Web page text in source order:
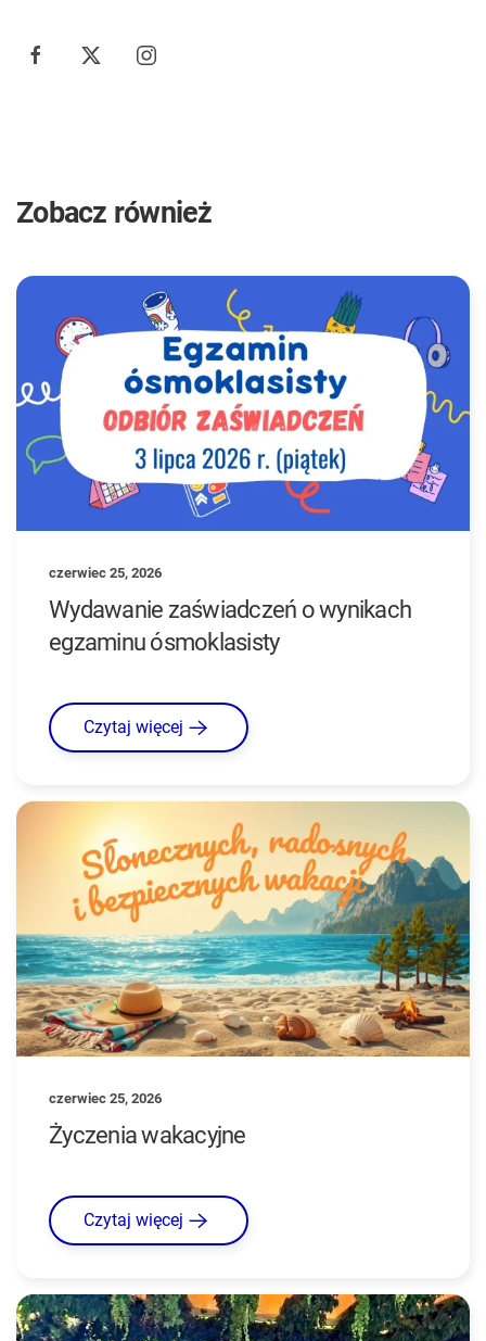
Zobacz również
czerwiec 25, 2026
Wydawanie zaświadczeń o wynikach
egzaminu ósmoklasisty
Czytaj więcej
czerwiec 25, 2026
Życzenia wakacyjne
Czytaj więcej